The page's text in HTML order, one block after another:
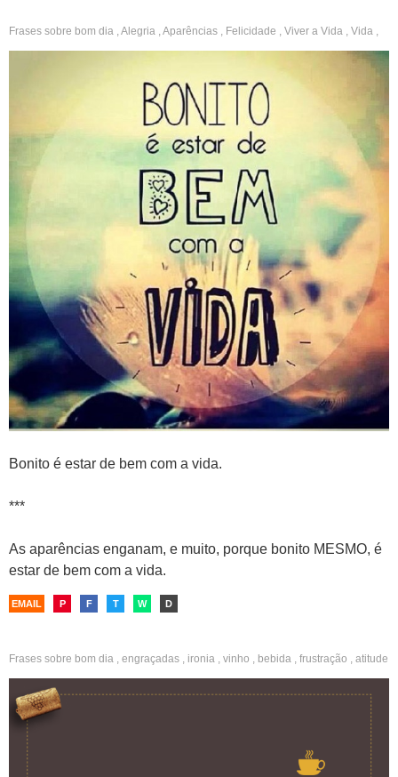
Frases sobre bom dia ,Alegria ,Aparências , Felicidade , Viver a Vida , Vida ,
Bonito é estar de bem com a vida.
***
As aparências enganam, e muito, porque bonito MESMO, é
estar de bem com a vida.
EMAIL P F T W D
Frases sobre bom dia , engraçadas , ironia , vinho , bebida , frustração , atitude